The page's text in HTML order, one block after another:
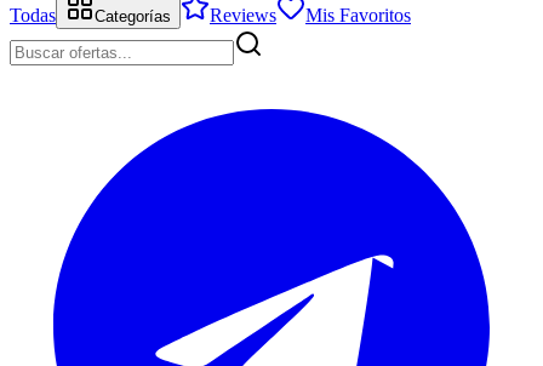
Todas
Categorías Reviews Mis Favoritos